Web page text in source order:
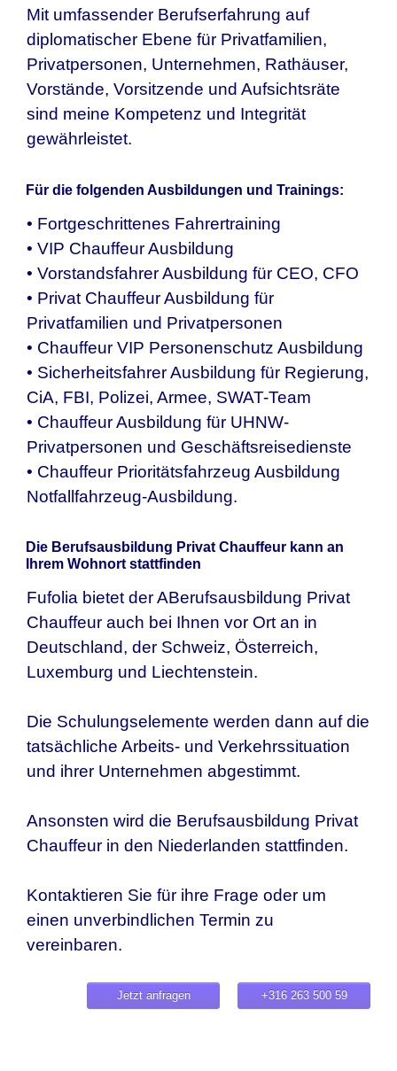
Mit umfassender Berufserfahrung auf
diplomatischer Ebene für Privatfamilien,
Privatpersonen, Unternehmen, Rathäuser,
Vorstände, Vorsitzende und Aufsichtsräte
sind meine Kompetenz und Integrität
gewährleistet.
Für die folgenden Ausbildungen und Trainings:
• Fortgeschrittenes Fahrertraining
• VIP Chauffeur Ausbildung
• Vorstandsfahrer Ausbildung für CEO, CFO
• Privat Chauffeur Ausbildung für
Privatfamilien und Privatpersonen
• Chauffeur VIP Personenschutz Ausbildung
• Sicherheitsfahrer Ausbildung für Regierung,
CiA, FBI, Polizei, Armee, SWAT-Team
• Chauffeur Ausbildung für UHNW-
Privatpersonen und Geschäftsreisedienste
• Chauffeur Prioritätsfahrzeug Ausbildung
Notfallfahrzeug-Ausbildung.
Die Berufsausbildung Privat Chauffeur kann an
Ihrem Wohnort stattfinden
Fufolia bietet der ABerufsausbildung Privat
Chauffeur auch bei Ihnen vor Ort an in
Deutschland, der Schweiz, Österreich,
Luxemburg und Liechtenstein.
Die Schulungselemente werden dann auf die
tatsächliche Arbeits- und Verkehrssituation
und ihrer Unternehmen abgestimmt.
Ansonsten wird die Berufsausbildung Privat
Chauffeur in den Niederlanden stattfinden.
Kontaktieren Sie für ihre Frage oder um
einen unverbindlichen Termin zu
vereinbaren.
+316 263 500 59
Jetzt anfragen